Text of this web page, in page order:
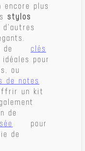
encore plus
stylos
d'autres
de
clés
idéales pour
ou
de notes
un kit
de
pour
de